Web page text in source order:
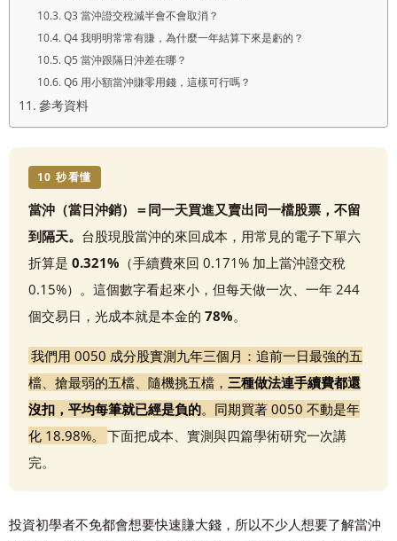
Q3 當沖證交稅減半會不會取消？
Q4 我明明常常有賺，為什麼一年結算下來是虧的？
Q5 當沖跟隔日沖差在哪？
Q6 用小額當沖賺零用錢，這樣可行嗎？
參考資料
10 秒看懂
當沖（當日沖銷）＝同一天買進又賣出同一檔股票，不留
到隔天。 台股現股當沖的來回成本，用常見的電子下單六
折算是 0.321% （手續費來回 0.171% 加上當沖證交稅
0.15%）。這個數字看起來小，但每天做一次、一年 244
個交易日，光成本就是本金的 78%。
我們用 0050 成分股實測九年三個月：追前一日最強的五
檔、搶最弱的五檔、隨機挑五檔， 三種做法連手續費都還
沒扣，平均每筆就已經是負的。同期買著 0050 不動是年
化 18.98%。
下面把成本、實測與四篇學術研究一次講
完。
投資初學者不免都會想要快速賺大錢，所以不少人想要了解當沖